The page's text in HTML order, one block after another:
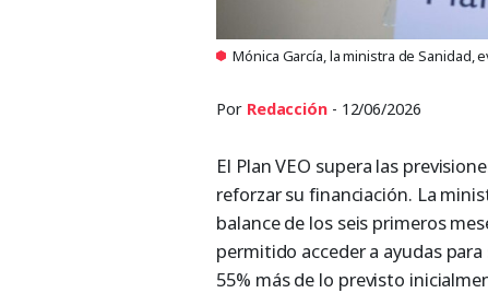
Mónica García, la ministra de Sanidad,
Por Redacción- 12/06/2026
El Plan VEO supera las
reforzar su financiación. La
balance de los seis primeros
permitido acceder a ayudas
55% más de lo previsto